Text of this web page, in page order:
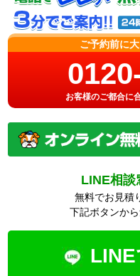
ご予約前に
お客様のご都合に
LINE相談
無料でお見積
下記ボタンか
LINE